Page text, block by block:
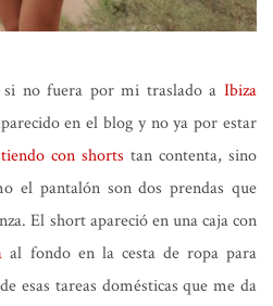
no fuera por mi traslado a Ibiza
en el blog y no ya por estar
con shorts tan contenta, sino
el pantalón son dos prendas que
El short apareció en una caja con
al fondo en la cesta de ropa para
esas tareas domésticas que me da